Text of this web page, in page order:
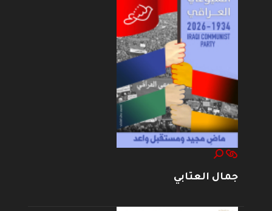
جمال العتابي